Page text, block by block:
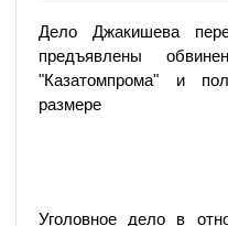
Дело Джакишева
предъявлены
"Казатомпрома" и
размере
Уголовное дело в